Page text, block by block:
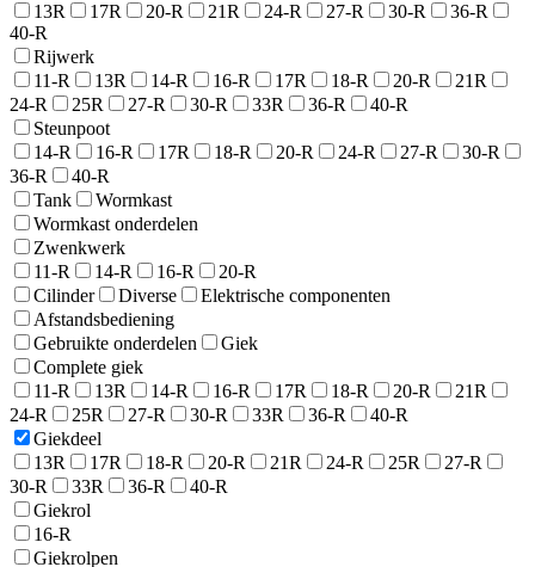
13R
17R 20-R 21R 24-R 27-R 30-R
36-R
40-R
Rijwerk
11-R
13R 14-R 16-R 17R 18-R 20-R
21R
24-R
25R 27-R 30-R 33R 36-R
40-R
Steunpoot
14-R
16-R 17R 18-R 20-R 24-R 27-R
30-R
36-R
40-R
Tank
Wormkast
Wormkast onderdelen
Zwenkwerk
11-R
14-R 16-R
20-R
Cilinder
Diverse
Elektrische componenten
Afstandsbediening
Gebruikte onderdelen
Giek
Complete giek
11-R
13R 14-R 16-R 17R 18-R 20-R
21R
24-R
25R 27-R 30-R 33R 36-R
40-R
Giekdeel
13R
17R 18-R 20-R 21R 24-R 25R
27-R
30-R
33R 36-R
40-R
Giekrol
16-R
Giekrolpen